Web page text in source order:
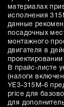
материалах
исполнения
данные
посадочных
монтажного
двигателя в
В прайс-листе
(налоги
YE3-315M-6
price для
для